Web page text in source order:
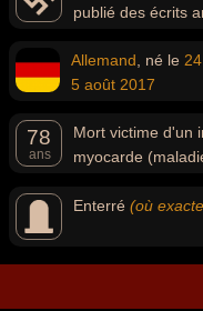
publié des écrits
Allemand , né le
5 août 2017
78
ans
Mort victime d'un
myocarde
Enterré (où